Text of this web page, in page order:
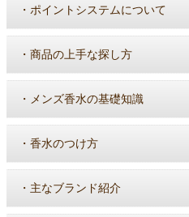
・ ポイントシステムについて
・ 商品の上手な探し方
・ メンズ香水の基礎知識
・ 香水のつけ方
・ 主なブランド紹介